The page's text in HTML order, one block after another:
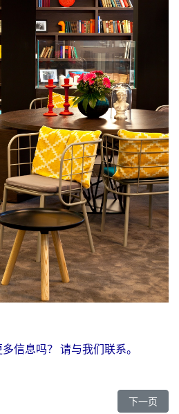
信息吗？ 请与我们联系。
邮局索菲特酒店 下一篇文
下一页